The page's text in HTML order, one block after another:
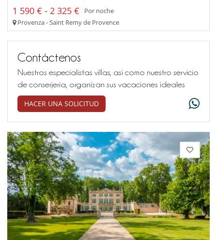
1 590 € - 2 325 €
Por noche
Provenza - Saint Remy de Provence
Contáctenos
Nuestros especialistas villas, así como nuestro servicio
de conserjería, organizan sus vacaciones ideales
HACER UNA SOLICITUD